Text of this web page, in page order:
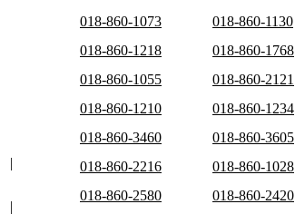
018-860-1073
018-860-1130
018-860-1218
018-860-1768
018-860-1055
018-860-2121
018-860-1210
018-860-1234
018-860-3460
018-860-3605
018-860-2216
018-860-1028
018-860-2580
018-860-2420